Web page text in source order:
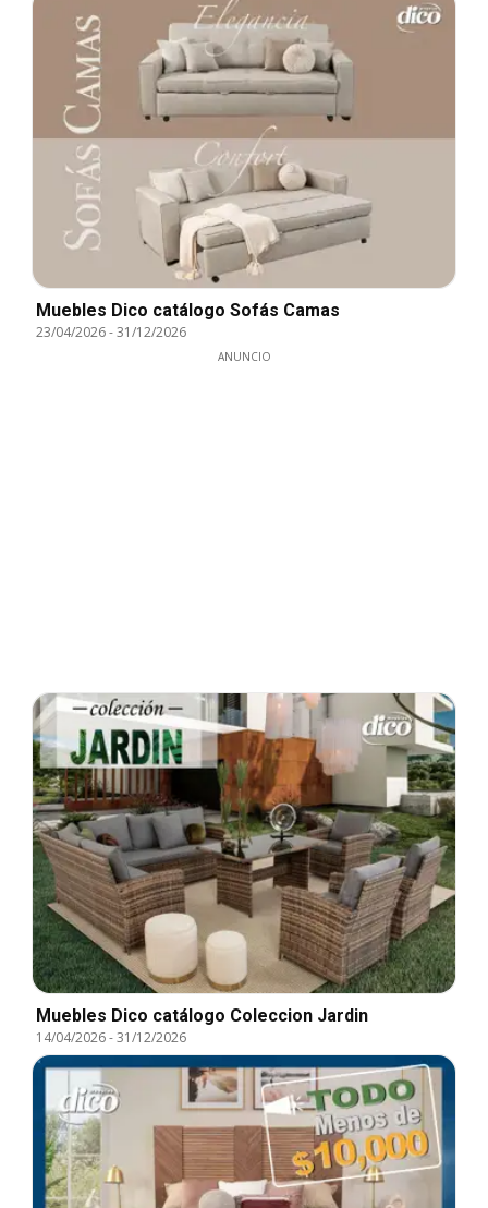
Muebles Dico catálogo Sofás Camas
23/04/2026-31/12/2026
ANUNCIO
Muebles Dico catálogo Coleccion Jardin
14/04/2026-31/12/2026